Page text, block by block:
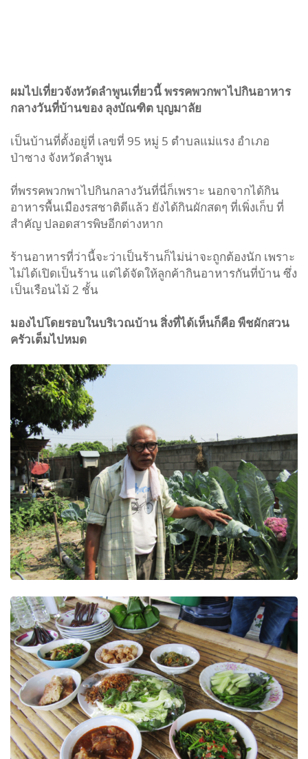
ผมไปเที่ยวจังหวัดลำพูนเที่ยวนี้พรรคพวกพาไปกินอาหาร
กลางวันที่บ้านของ ลุงบัณฑิตบุญมาลัย
เป็นบ้านที่ตั้งอยู่ที่ เลขที่ 95 หมู่ 5 ตำบลแม่แรง อำเภอ
ป่าซาง จังหวัดลำพูน
ที่พรรคพวกพาไปกินกลางวันที่นี่ก็เพราะ นอกจากได้กิน
อาหารพื้นเมืองรสชาติดีแล้ว ยังได้กินผักสดๆ ที่เพิ่งเก็บ ที่
สำคัญ ปลอดสารพิษอีกต่างหาก
ร้านอาหารที่ว่านี้จะว่าเป็นร้านก็ไม่น่าจะถูกต้องนัก เพราะ
ไม่ได้เปิดเป็นร้าน แต่ได้จัดให้ลูกค้ากินอาหารกันที่บ้าน ซึ่ง
เป็นเรือนไม้ 2 ชั้น
มองไปโดยรอบในบริเวณบ้านสิ่งที่ได้เห็นก็คือพืชผักสวน
ครัวเต็มไปหมด